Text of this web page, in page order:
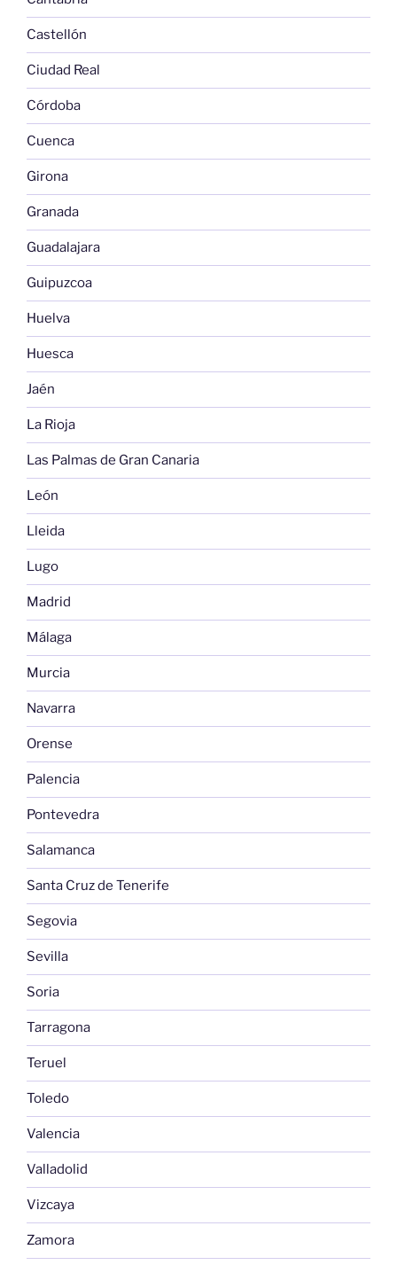
Castellón
Ciudad Real
Córdoba
Cuenca
Girona
Granada
Guadalajara
Guipuzcoa
Huelva
Huesca
Jaén
La Rioja
Las Palmas de Gran Canaria
León
Lleida
Lugo
Madrid
Málaga
Murcia
Navarra
Orense
Palencia
Pontevedra
Salamanca
Santa Cruz de Tenerife
Segovia
Sevilla
Soria
Tarragona
Teruel
Toledo
Valencia
Valladolid
Vizcaya
Zamora